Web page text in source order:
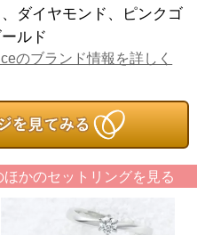
ダイヤモンド、ピンクゴ
ルド
のブランド情報を詳しく
かのセットリングを見る